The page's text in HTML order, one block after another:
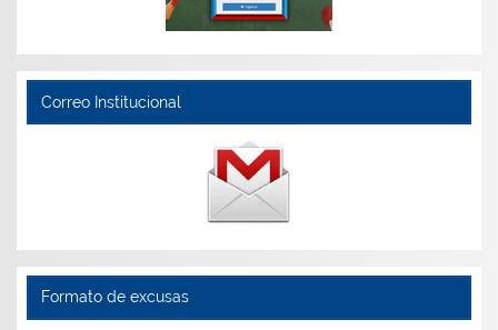
Correo Institucional
Formato de excusas